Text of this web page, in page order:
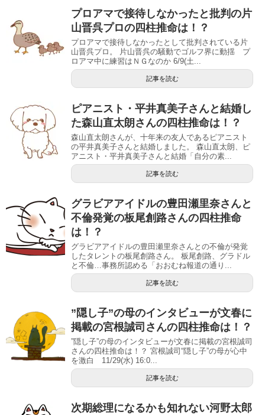
プロアマで接待しなかったと批判の片
山晋呉プロの四柱推命は！？
プロアマで接待しなかったとして批判されている片
山晋呉プロ。 片山晋呉の騒動でゴルフ界に動揺 プ
ロアマ中に練習はＮＧなのか 6/9(土...
記事を読む
ピアニスト・平井真美子さんと結婚し
た森山直太朗さんの四柱推命は！？
森山直太朗さんが、十年来の友人であるピアニスト
の平井真美子さんと結婚しました。 森山直太朗、ピ
アニスト・平井真美子さんと結婚「自分の素...
記事を読む
グラビアアイドルの豊田瀬里奈さんと
不倫発覚の板尾創路さんの四柱推命
は！？
グラビアアイドルの豊田瀬里奈さんとの不倫が発覚
したタレントの板尾創路さん。 板尾創路、グラドル
と不倫…事務所認める「おおむね報道の通り...
記事を読む
”隠し子”の母のインタビューが文春に
掲載の宮根誠司さんの四柱推命は！？
”隠し子”の母のインタビューが文春に掲載の宮根誠司
さんの四柱推命は！？ 宮根誠司“隠し子”の母が心中
を激白 11/29(水) 16:0...
記事を読む
次期総理になるかも知れない河野太郎